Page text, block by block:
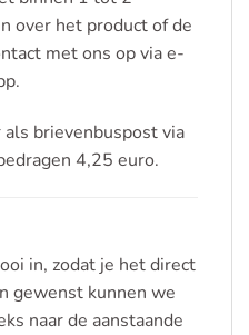
over het product of de
met ons op via e-
brievenbuspost via
4,25 euro.
in, zodat je het direct
gewenst kunnen we
naar de aanstaande